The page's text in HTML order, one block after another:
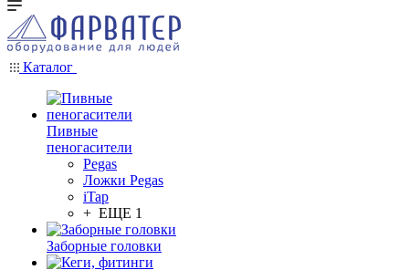
Каталог
Пивные
пеногасители
Pegas
Ложки Pegas
iTap
+ ЕЩЕ 1
Заборные головки